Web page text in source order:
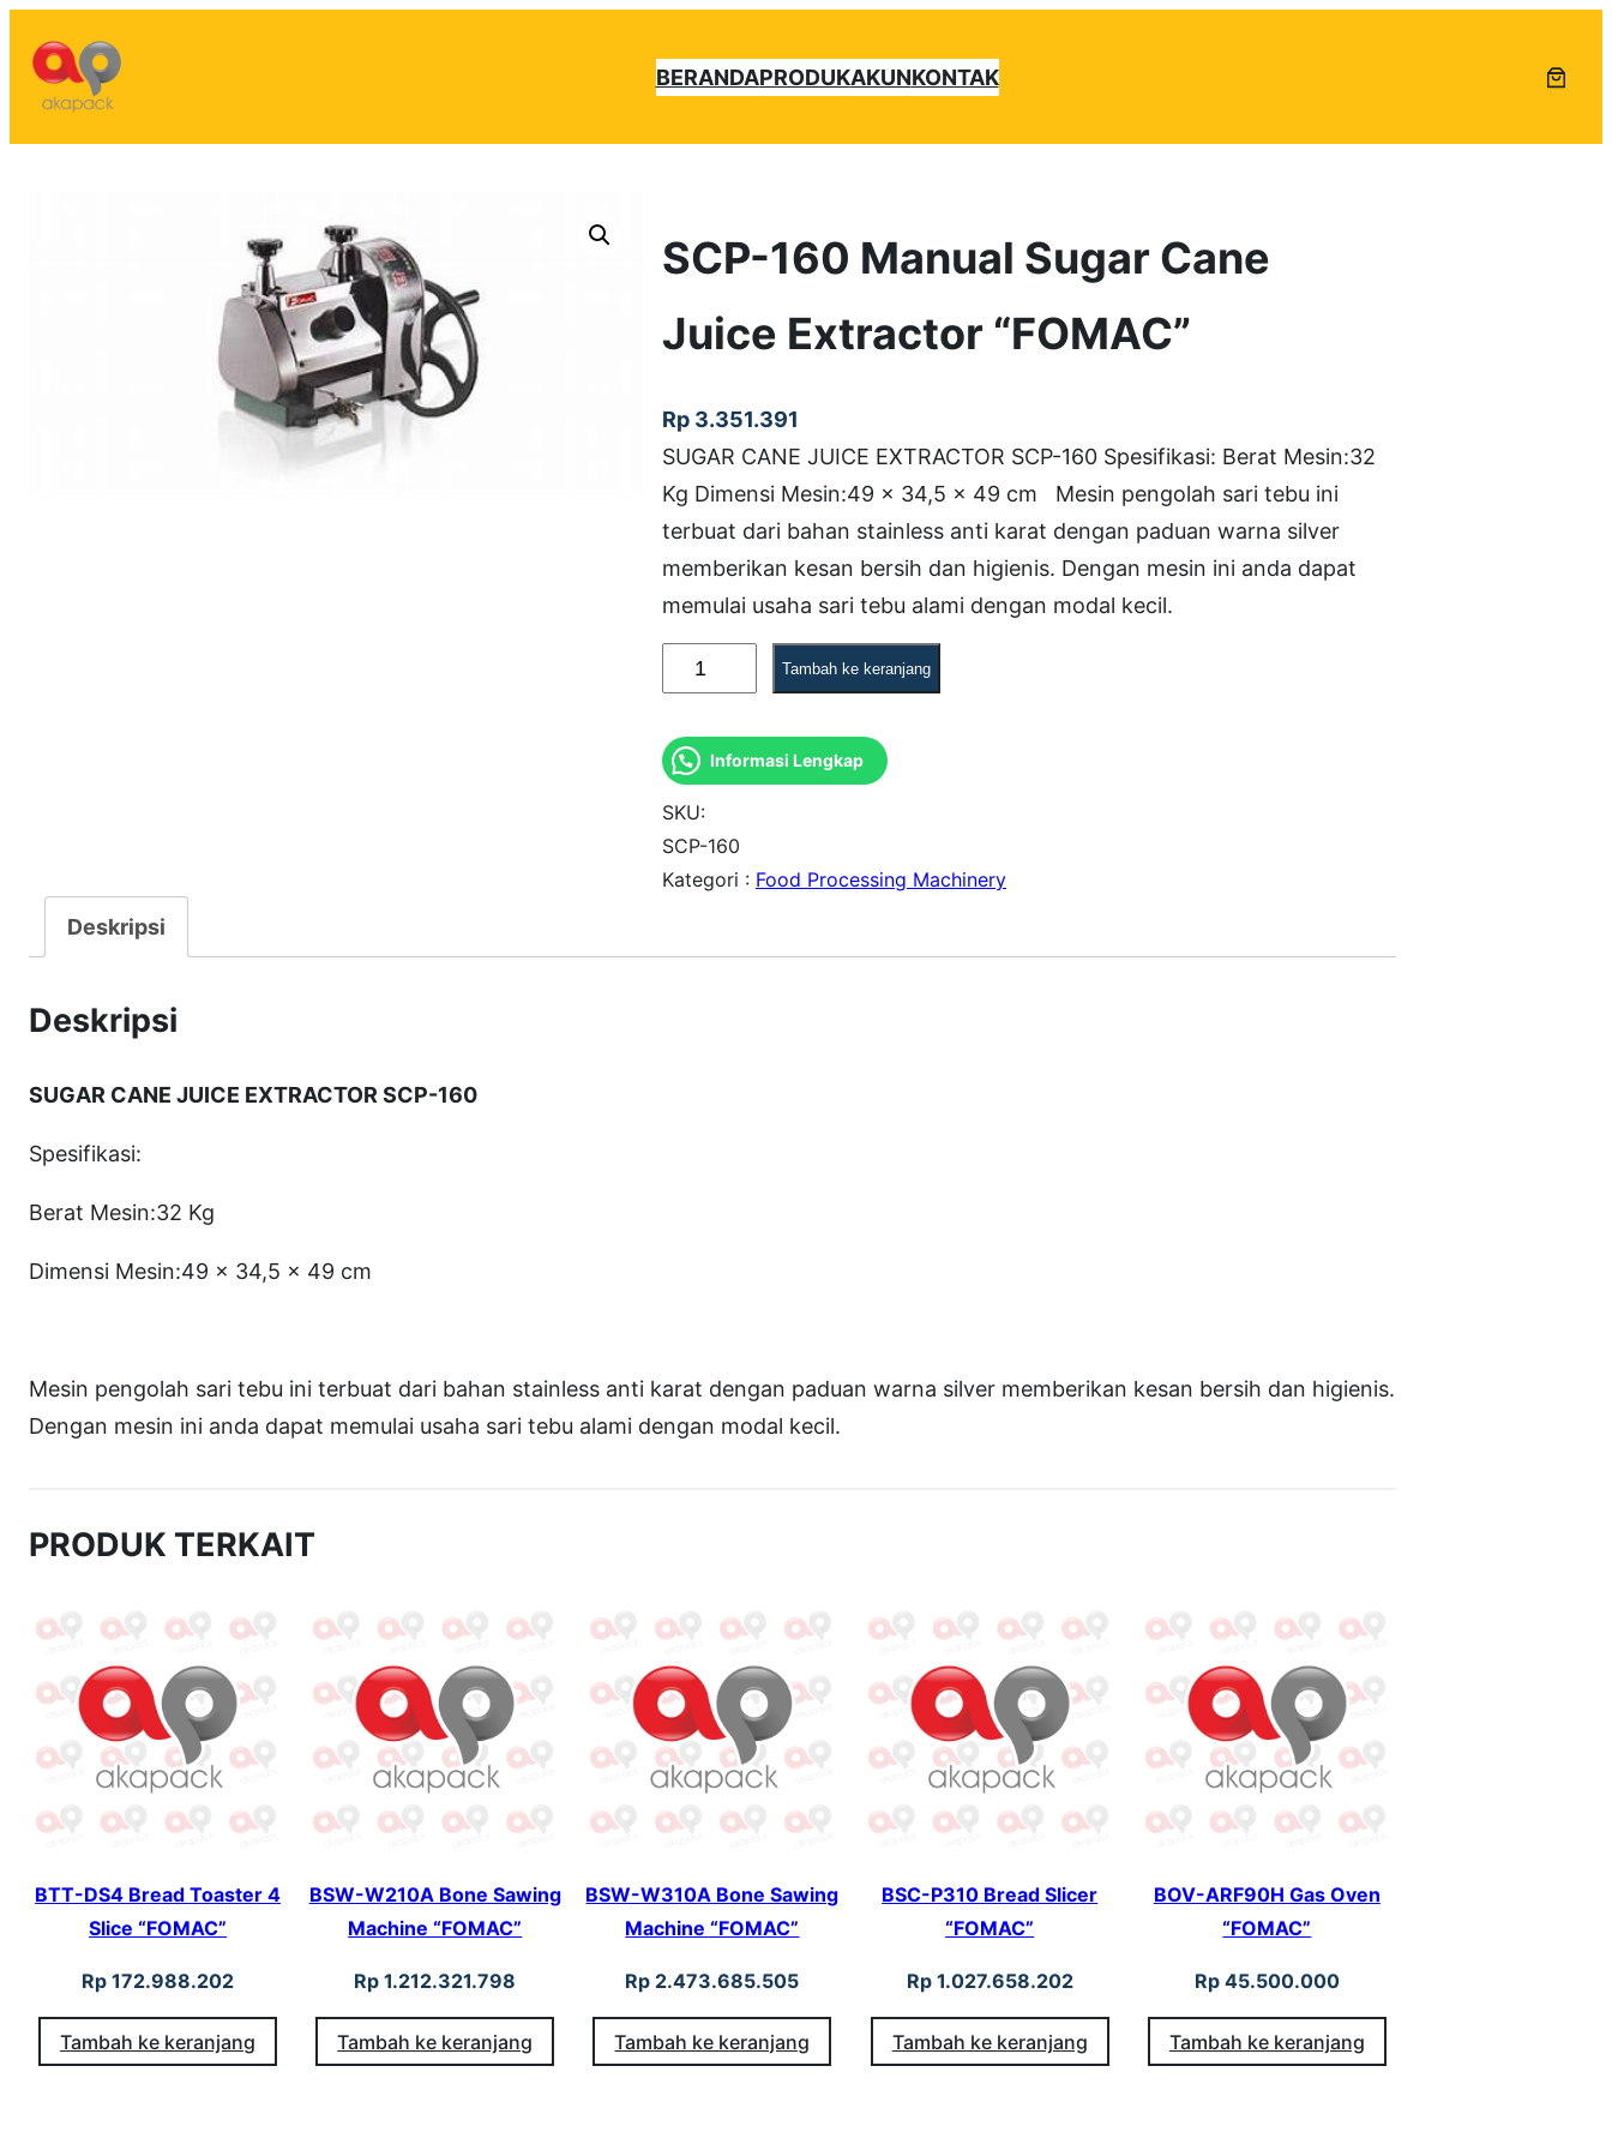
konten
BERANDAPRODUKAKUNKONTAK
SCP-160 Manual Sugar Cane
Juice Extractor “FOMAC”
Rp 3.351.391
SUGAR CANE JUICE EXTRACTOR SCP-160 Spesifikasi: Berat Mesin:32
Kg Dimensi Mesin:49 x 34,5 x 49 cm Mesin pengolah sari tebu ini
terbuat dari bahan stainless anti karat dengan paduan warna silver
memberikan kesan bersih dan higienis. Dengan mesin ini anda dapat
memulai usaha sari tebu alami dengan modal kecil.
u
a
n
t
i
t
s
a
l
r
C
a
n
e
J
i
c
x
t
Tambah ke keranjang
Informasi Lengkap
SKU:
SCP-160
Kategori : Food Processing Machinery
Deskripsi
Deskripsi
SUGAR CANE JUICE EXTRACTOR SCP-160
Spesifikasi:
Berat Mesin:32 Kg
Dimensi Mesin:49 x 34,5 x 49 cm
Mesin pengolah sari tebu ini terbuat dari bahan stainless anti karat dengan paduan warna silver memberikan kesan bersih dan higienis.
Dengan mesin ini anda dapat memulai usaha sari tebu alami dengan modal kecil.
PRODUK TERKAIT
BTT-DS4 Bread Toaster 4
Slice “FOMAC”
Rp 172.988.202
Tambah ke keranjang
BSW-W210A Bone Sawing
Machine “FOMAC”
Rp 1.212.321.798
Tambah ke keranjang
BSW-W310A Bone Sawing
Machine “FOMAC”
Rp 2.473.685.505
Tambah ke keranjang
BSC-P310 Bread Slicer
“FOMAC”
Rp1.027.658.202
Tambah ke keranjang
BOV-ARF90H Gas Oven
“FOMAC”
Rp45.500.000
Tambah ke keranjang